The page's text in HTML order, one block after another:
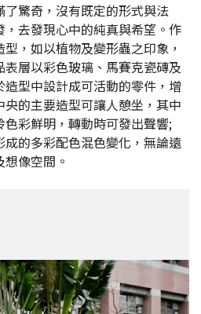
驚奇，沒有既定的形式與法
去發現心中的純真與希望。作
，如以植物及變形蟲之印象，
層以彩色玻璃、馬賽克瓷磚及
型中設計成可活動的零件，增
的主要造型可讓人憩坐，其中
彩鮮明，轉動時可發出聲響;
的多彩配色混色變化，無論遠
像空間。